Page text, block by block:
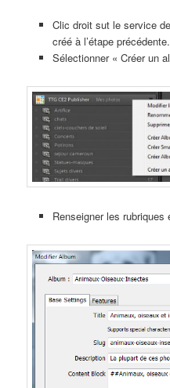
Clic droit sut le service
créé à l’étape précédente.
Sélectionner « Créer un
Renseigner les